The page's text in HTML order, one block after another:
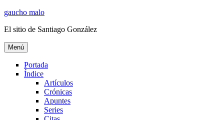
Ir
contenido
gaucho malo
El sitio de Santiago González
Menú
Portada
Índice
Artículos
Crónicas
Apuntes
Series